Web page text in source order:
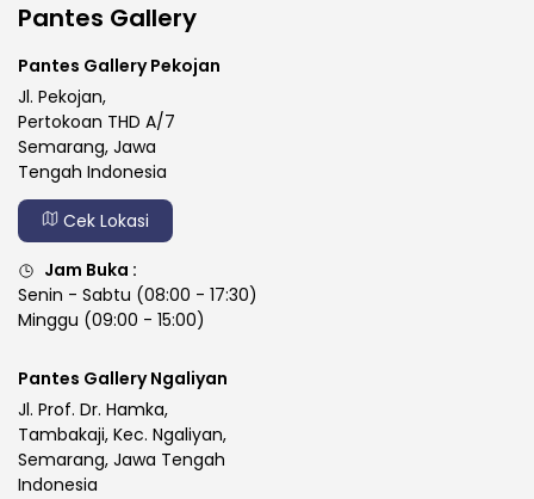
Pantes Gallery
Pantes Gallery Pekojan
Jl. Pekojan,
Pertokoan THD A/7
Semarang, Jawa
Tengah Indonesia
Cek Lokasi
Jam Buka :
Senin - Sabtu (08:00 - 17:30)
Minggu (09:00 - 15:00)
Pantes Gallery Ngaliyan
Jl. Prof. Dr. Hamka,
Tambakaji, Kec. Ngaliyan,
Semarang, Jawa Tengah
Indonesia